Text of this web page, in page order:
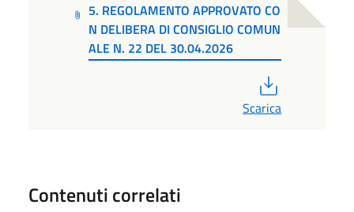
5. REGOLAMENTO APPROVATO CO
N DELIBERA DI CONSIGLIO COMUN
ALE N. 22 DEL 30.04.2026
Scarica
Contenuti correlati